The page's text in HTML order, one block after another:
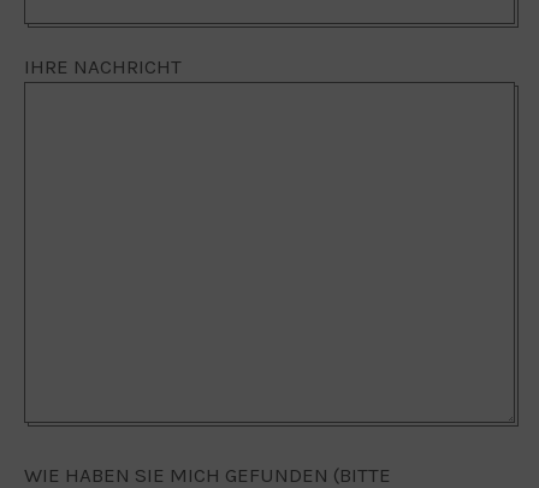
IHRE NACHRICHT
WIE HABEN SIE MICH GEFUNDEN (BITTE